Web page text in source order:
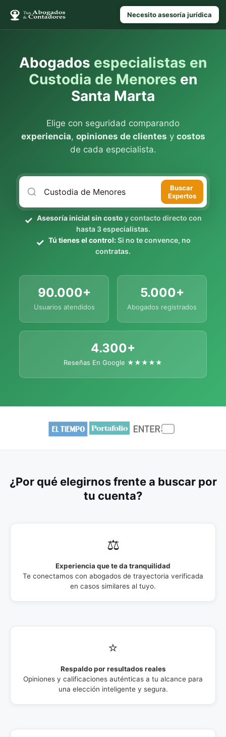
Necesito asesoría jurídica
Abogados especialistas en
Custodia de Menores en
Santa Marta
Elige con seguridad comparando
experiencia, opiniones de clientes y costos
de cada especialista.
Buscar
Expertos
Asesoría inicial sin costo y contacto directo con
hasta 3 especialistas.
Tú tienes el control:Si no te convence, no
contratas.
90.000+
Usuarios atendidos
5.000+
Abogados registrados
4.300+
Reseñas En Google ★★★★★
¿Por qué elegirnos frente a buscar por
tu cuenta?
⚖️
Experiencia que te da tranquilidad
Te conectamos con abogados de trayectoria verificada
en casos similares al tuyo.
⭐
Respaldo por resultados reales
Opiniones y calificaciones auténticas a tu alcance para
una elección inteligente y segura.